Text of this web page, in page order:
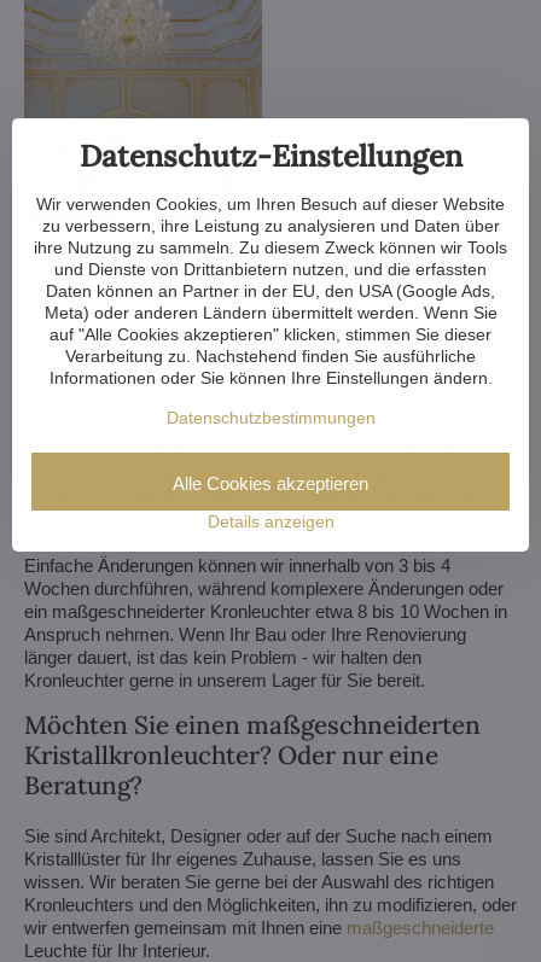
Wir verkleinern oder vergrößern den Kronleuchter, ändern die
Arme, ändern die Anzahl der Glühbirnen, kürzen oder
verlängern die Kette - die Möglichkeiten sind fast endlos. Und
wenn das noch nicht genug ist, können wir einen Kristalllüster
komplett nach Ihrem Entwurf anfertigen.
Wenn Sie nicht aus unserem Angebot an Kronleuchtern
Kronleuchter an. Alles, was Sie brauchen, ist eine Zeichnung
oder sogar ein Bild/Foto davon, wie Sie sich den Kronleuchter
vorstellen. Wir prüfen die Produktionsmöglichkeiten und
senden Ihnen die Entwürfe mit Bildmaterial innerhalb einer
Einfache Änderungen können wir innerhalb von 3 bis 4
Wochen durchführen, während komplexere Änderungen oder
ein maßgeschneiderter Kronleuchter etwa 8 bis 10 Wochen in
Anspruch nehmen. Wenn Ihr Bau oder Ihre Renovierung
länger dauert, ist das kein Problem - wir halten den
Kronleuchter gerne in unserem Lager für Sie bereit.
Möchten Sie einen maßgeschneiderten
Kristallkronleuchter? Oder nur eine
Beratung?
Sie sind Architekt, Designer oder auf der Suche nach einem
Kristalllüster für Ihr eigenes Zuhause, lassen Sie es uns
wissen. Wir beraten Sie gerne bei der Auswahl des richtigen
Kronleuchters und den Möglichkeiten, ihn zu modifizieren, oder
wir entwerfen gemeinsam mit Ihnen eine maßgeschneiderte
Leuchte für Ihr Interieur.
Datenschutz-Einstellungen
Wir verwenden Cookies, um Ihren Besuch auf dieser Website
zu verbessern, ihre Leistung zu analysieren und Daten über
ihre Nutzung zu sammeln. Zu diesem Zweck können wir Tools
und Dienste von Drittanbietern nutzen, und die erfassten
Daten können an Partner in der EU, den USA (Google Ads,
Meta) oder anderen Ländern übermittelt werden. Wenn Sie
auf "Alle Cookies akzeptieren" klicken, stimmen Sie dieser
Verarbeitung zu. Nachstehend finden Sie ausführliche
Informationen oder Sie können Ihre Einstellungen ändern.
Datenschutzbestimmungen
Details anzeigen
Alle Cookies akzeptieren